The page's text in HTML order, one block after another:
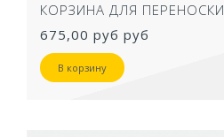
КОРЗИНА ДЛЯ
675,00 руб руб
В корзину